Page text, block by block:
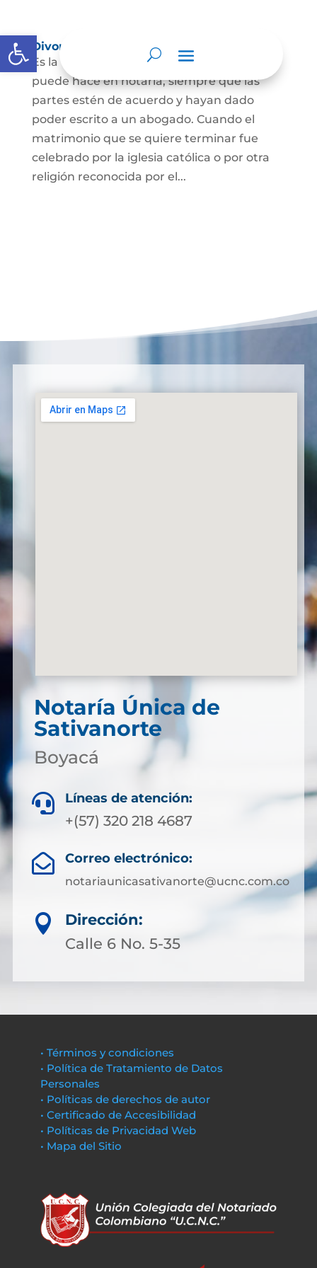
Abrir barra de herramientas
Divorcio
Es la terminación del Matrimonio Civil y se
puede hace en notaría, siempre que las
partes estén de acuerdo y hayan dado
poder escrito a un abogado. Cuando el
matrimonio que se quiere terminar fue
celebrado por la iglesia católica o por otra
religión reconocida por el...
Notaría Única de
Sativanorte
Boyacá
 Líneas de atención:
+(57) 320 218 4687
 Correo electrónico:
notariaunicasativanorte@ucnc.com.co

Dirección:
Calle 6 No. 5-35
• Términos y condiciones
• Política de Tratamiento de Datos
Personales
• Políticas de derechos de autor
• Certificado de Accesibilidad
• Políticas de Privacidad Web
• Mapa del Sitio